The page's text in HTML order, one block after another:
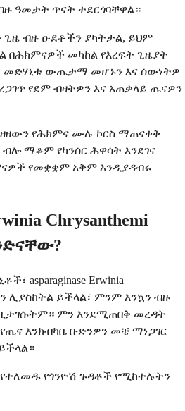
ዓመታት ጥናት ተደርጎባቸዋል።
ብዙ ዑደቶችን ያካትታል, ይህም
በሕክምናዎች መካከል የእረፍት ጊዜያት
መድሃኒቱ ውጤታማ መሆኑን እና ሰውነትዎ
የደም ብዛትዎን እና አጠቃላይ ጤናዎን
የሕክምና ሙሉ ኮርስ ማጠናቀቅ
ማቆም የካንሰር ሕዋሳት እንደገና
የመቋቋም አቅም እንዲያዳብሩ
Chrysanthemi
asparaginase Erwinia
ሊያስከትል ይችላል፣ ምንም እንኳን ብዙ
ምን እንደሚጠበቅ መረዳት
እንክብካቤ ቡድንዎን መቼ ማነጋገር
የጎንዮሽ ጉዳቶች የሚከተሉትን